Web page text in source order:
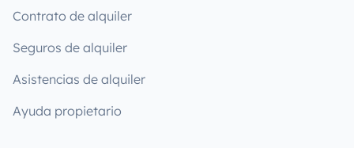
Contrato de alquiler
Seguros de alquiler
Asistencias de alquiler
Ayuda propietario